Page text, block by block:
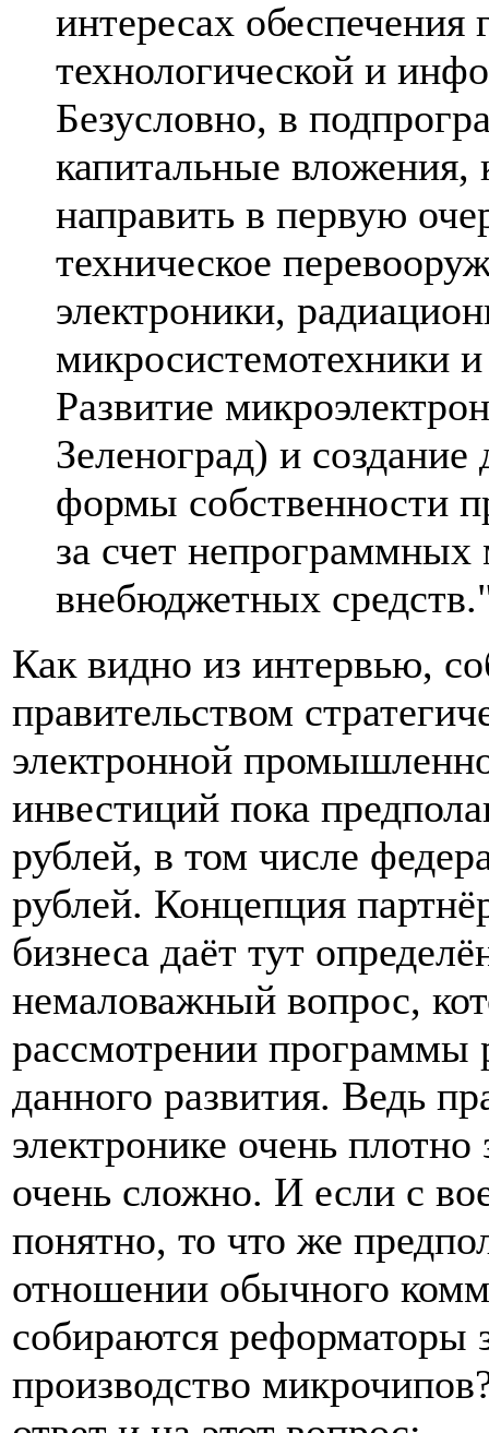
интересах обеспечения
технологической и
Безусловно, в
капитальные вложения,
направить в первую
техническое
электроники,
микросистемотехники
Развитие
Зеленоград) и
формы собственности
за счет
внебюджетных
Как видно из интервью,
правительством
электронной
инвестиций пока
рублей, в том числе
рублей. Концепция
бизнеса даёт тут
немаловажный вопрос,
рассмотрении программы
данного развития. Ведь
электронике очень
очень сложно. И если с
понятно, то что же
отношении обычного
собираются реформаторы
производство